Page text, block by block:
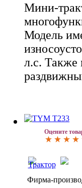
Мини-
Модель
л.с. Также
Оцените
Фирма-